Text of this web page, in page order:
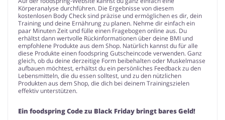
Körperanalyse durchführen. Die Ergebnisse von diesem
kostenlosen Body Check sind präzise und ermöglichen es dir, dein
Training und deine Ernährung zu planen. Nehme dir einfach ein
paar Minuten Zeit und fülle einen Fragebogen online aus. Du
erhältst dann wertvolle Rückinformationen über deine BMI und
empfohlene Produkte aus dem Shop. Natürlich kannst du für alle
diese Produkte einen foodspring Gutscheincode verwenden. Ganz
gleich, ob du deine derzeitige Form beibehalten oder Muskelmasse
aufbauen möchtest, erhältst du ein persönliches Feedback zu den
Lebensmitteln, die du essen solltest, und zu den nützlichen
Produkten aus dem Shop, die dich bei deinem Trainingszielen
effektiv unterstützen.
Ein foodspring Code zu Black Friday bringt bares Geld!